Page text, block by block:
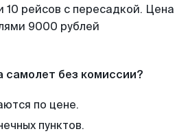
рейсов с пересадкой. Цена
9000 рублей
самолет без комиссии?
по цене.
пунктов.